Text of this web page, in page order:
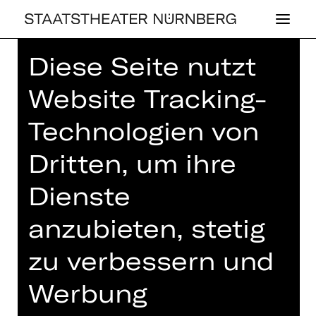
Home>Haus>Künstler*innen>
Sergio Morabito
SERGIO MO­RAB­I­
TO
Regisseur
Diese Seite nutzt
Website Tracking-
Technologien von
Dritten, um ihre
Dienste
anzubieten, stetig
zu verbessern und
Werbung